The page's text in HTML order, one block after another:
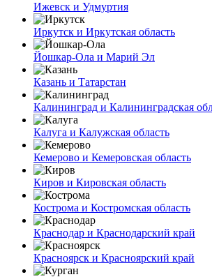
Ижевск и Удмуртия
Иркутск и Иркутская область
Йошкар-Ола и Марий Эл
Казань и Татарстан
Калининград и Калининградская
Калуга и Калужская область
Кемерово и Кемеровская область
Киров и Кировская область
Кострома и Костромская область
Краснодар и Краснодарский край
Красноярск и Красноярский край